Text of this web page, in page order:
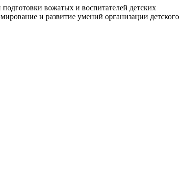
вожатых и воспитателей детских
и развитие умений организации детского